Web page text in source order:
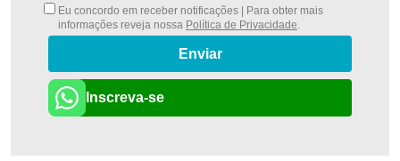
Eu concordo em receber notificações | Para obter mais
informações reveja nossa Política de Privacidade.
Enviar
Inscreva-se